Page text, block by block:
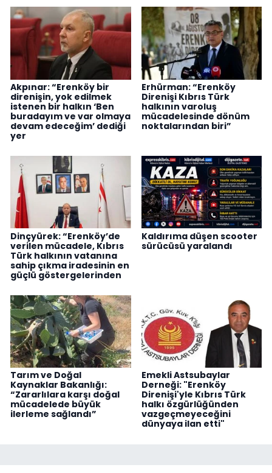
Akpınar: “Erenköy bir
direnişin, yok edilmek
istenen bir halkın ‘Ben
buradayım ve var olmaya
devam edeceğim’ dediği
yer
Erhürman: “Erenköy
Direnişi Kıbrıs Türk
halkının varoluş
mücadelesinde dönüm
noktalarından biri”
Dinçyürek: “Erenköy’de
verilen mücadele, Kıbrıs
Türk halkının vatanına
sahip çıkma iradesinin en
güçlü göstergelerinden
Kaldırıma düşen scooter
sürücüsü yaralandı
Tarım ve Doğal
Kaynaklar Bakanlığı:
“Zararlılara karşı doğal
mücadelede büyük
ilerleme sağlandı”
Emekli Astsubaylar
Derneği: "Erenköy
Direnişi'yle Kıbrıs Türk
halkı özgürlüğünden
vazgeçmeyeceğini
dünyaya ilan etti"